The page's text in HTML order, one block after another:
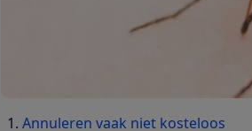
Annuleren vaak niet kosteloos